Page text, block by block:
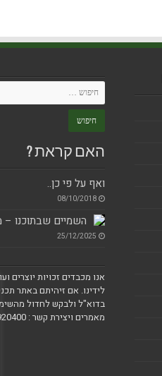
האם קראת ?
ואף על פי כן..
08/10/2018
השמיים שבתוכנו –
25/12/2025
אנו מכבדים זכויות יוצרים
לידינו. אם זיהיתם באתר
בדוא"ל ולבקש לחדול
מאמרים ויצירת קשר : blogoterapy@gmail.com 054-6920400